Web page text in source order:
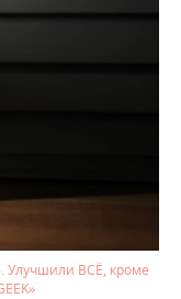
Улучшили ВСЁ, кроме